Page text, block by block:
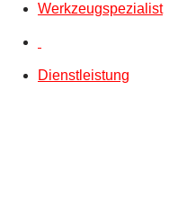
Werkzeugspezialist
Dienstleistung